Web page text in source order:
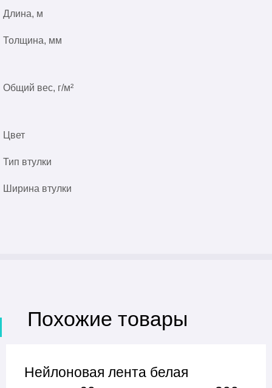
Длина, м
Толщина, мм
Общий вес, г/м²
Цвет
Тип втулки
Ширина втулки
Похожие товары
Нейлоновая лента белая